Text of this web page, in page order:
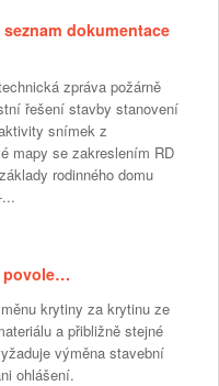
dokumentace
zpráva požárně
řešení stavby stanovení
snímek z
mapy se zakreslením RD
rodinného domu
povole…
krytiny za krytinu ze
a přibližně stejné
výměna stavební
ohlášení.